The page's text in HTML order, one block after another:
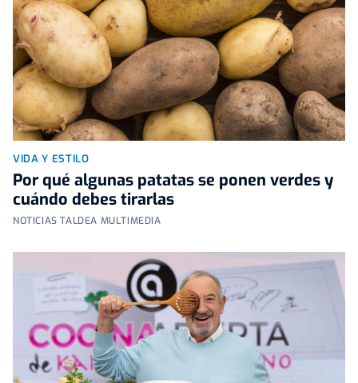
VIDA Y ESTILO
Por qué algunas patatas se ponen verdes y
cuándo debes tirarlas
NOTICIAS TALDEA MULTIMEDIA